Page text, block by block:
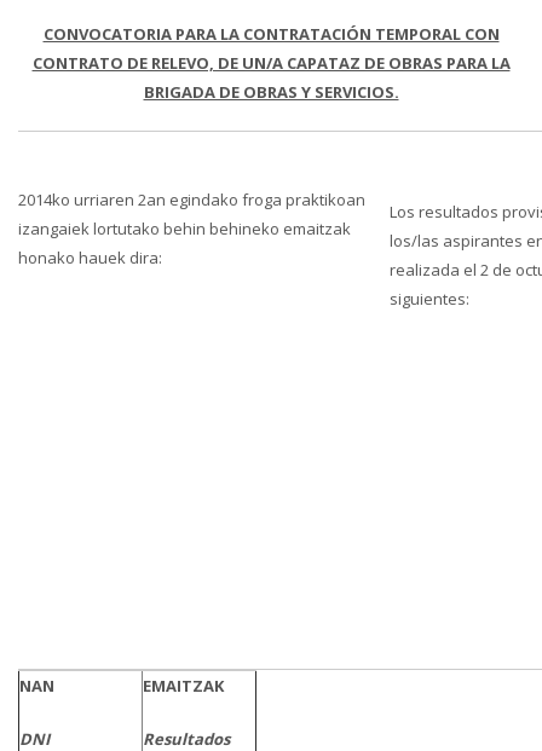
CONVOCATORIA PARA LA CONTRATACIÓN TEMPORAL CON
CONTRATO DE RELEVO, DE UN/A CAPATAZ DE OBRAS PARA LA
BRIGADA DE OBRAS Y SERVICIOS.
2014ko urriaren 2an egindako froga praktikoan
izangaiek lortutako behin behineko emaitzak
honako hauek dira:
Los resultados
los/las aspirantes
realizada el 2 de
siguientes:
NAN
DNI
EMAITZAK
Resultados